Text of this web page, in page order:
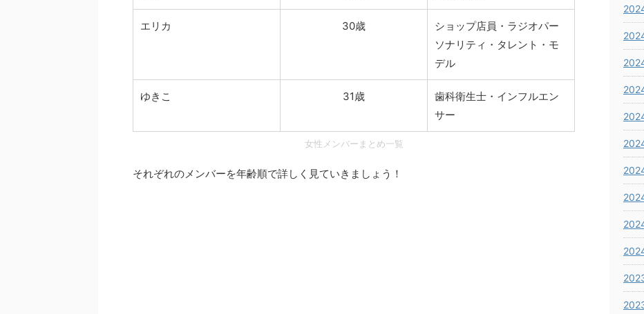
エリカ 30歳
ショップ店員・ラジオパー
ソナリティ・タレント・モ
デル
ゆきこ 31歳
歯科衛生士・インフルエン
サー
女性メンバーまとめ一覧
それぞれのメンバーを年齢順で詳しく見ていきましょう！